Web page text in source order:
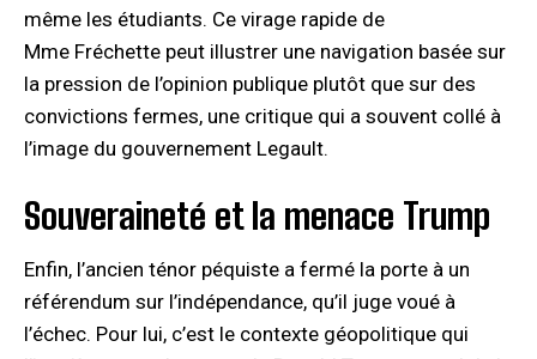
même les étudiants. Ce virage rapide de
Mme Fréchette peut illustrer une navigation basée sur
la pression de l’opinion publique plutôt que sur des
convictions fermes, une critique qui a souvent collé à
l’image du gouvernement Legault.
Souveraineté et la menace Trump
Enfin, l’ancien ténor péquiste a fermé la porte à un
référendum sur l’indépendance, qu’il juge voué à
l’échec. Pour lui, c’est le contexte géopolitique qui